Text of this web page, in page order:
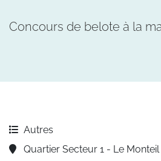
Concours de belote à la
Autres
Quartier Secteur 1 - Le Monteil